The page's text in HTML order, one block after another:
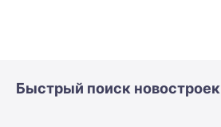
Быстрый поиск новостроек